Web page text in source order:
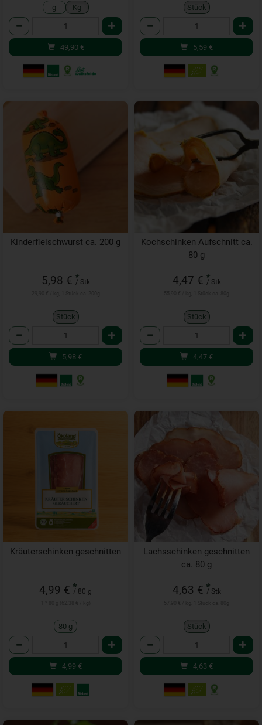
g Kg
Anzahl
49,90 €
Stück
Anzahl
5,59 €
Kinderfleischwurst ca. 200 g
5,98 € *
/ Stk
Stück
Anzahl
5,98 €
Kochschinken Aufschnitt ca.
80 g
4,47 € *
/ Stk
Stück
Anzahl
4,47 €
Kräuterschinken geschnitten
4,99 € *
/ 80 g
80 g
Anzahl
4,99 €
Lachsschinken geschnitten
ca. 80 g
4,63 € *
/ Stk
Stück
Anzahl
4,63 €